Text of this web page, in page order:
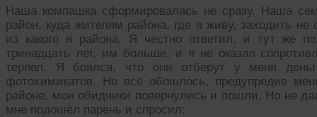
Наша компашка сформировалась не сразу. Наша
район, куда жителям района, где я живу, заходить
из какого я района. Я честно ответил, и тут же
тринадцать лет, им больше, и я не оказал
терпел. Я боялся, что они отберут у меня
фотохимикатов. Но всё обошлось, предупредив
районе, мои обидчики повернулись и пошли. Но не
мне подошёл парень и спросил: